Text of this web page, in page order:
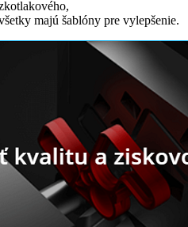
majú šablóny pre vylepšenie.